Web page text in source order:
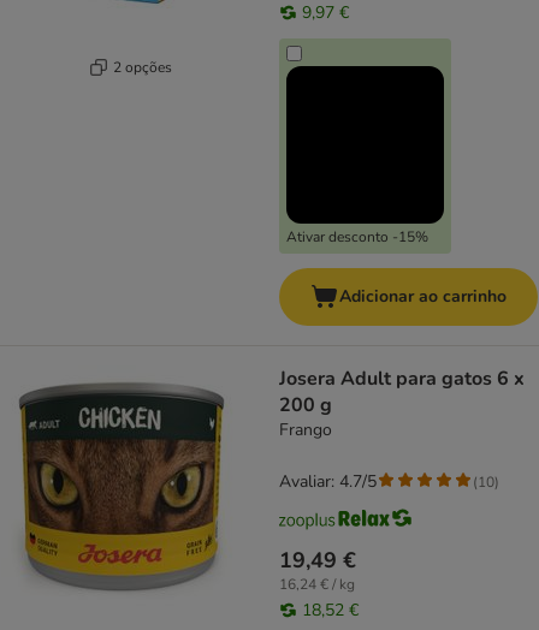
2 opções
9,97 €
Ativar desconto -15%
Adicionar ao carrinho
Josera Adult para gatos 6 x
200 g
Frango
19,49 €
16,24 € / kg
18,52 €
Avaliar: 4.7/5 (10)